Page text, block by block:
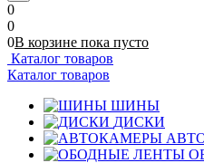
0
0
0В корзине пока пусто
Каталог товаров
Каталог товаров
ШИНЫ
ДИСКИ